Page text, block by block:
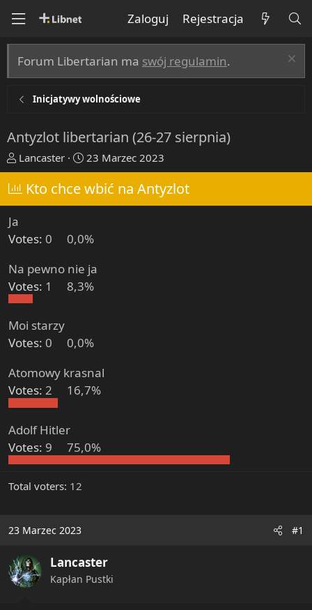
Zaloguj Rejestracja
Forum Libertarian ma swój regulamin.
Inicjatywy wolnościowe
Antyzlot libertarian (26-27 sierpnia)
T
h
r
s
a
r
t
r
Lancaster
R
o
z
z
t
y
23 Marzec 2023
Kto chce wbić na Antyzlot
Ja
Votes: 0
0,0%
Na pewno nie ja
Votes: 1 8,3%
Moi starzy
Votes: 0
0,0%
Atomowy krasnal
Votes: 2 16,7%
Adolf Hitler
Votes: 9 75,0%
Total voters 12
23 Marzec 2023 #1
Lancaster
Kapłan Pustki